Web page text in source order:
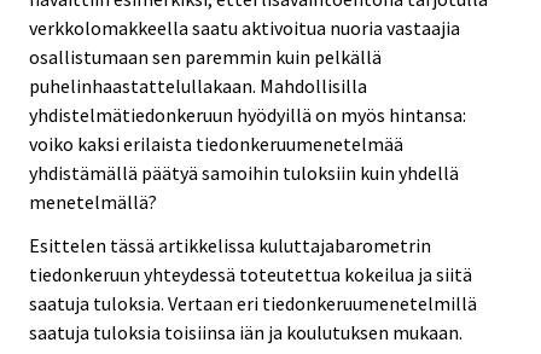
verkkolomakkeella saatu aktivoitua nuoria vastaajia
osallistumaan sen paremmin kuin pelkällä
puhelinhaastattelullakaan. Mahdollisilla
yhdistelmätiedonkeruun hyödyillä on myös hintansa:
voiko kaksi erilaista tiedonkeruumenetelmää
yhdistämällä päätyä samoihin tuloksiin kuin yhdellä
menetelmällä?
Esittelen tässä artikkelissa kuluttajabarometrin
tiedonkeruun yhteydessä toteutettua kokeilua ja siitä
saatuja tuloksia. Vertaan eri tiedonkeruumenetelmillä
saatuja tuloksia toisiinsa iän ja koulutuksen mukaan.